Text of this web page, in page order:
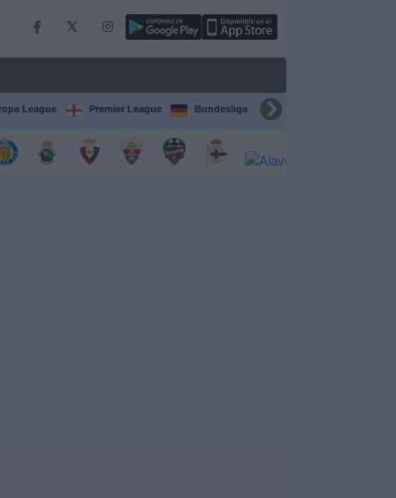
League Premier League Bundesliga Supercopa de España